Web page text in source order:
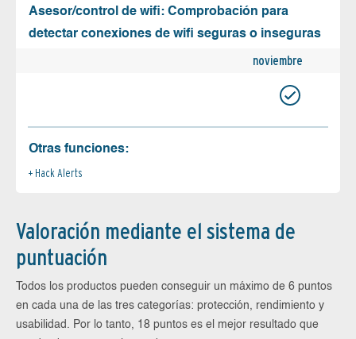
Asesor/control de wifi: Comprobación para
detectar conexiones de wifi seguras o inseguras
noviembre
Otras funciones:
Hack Alerts
Valoración mediante el sistema de
puntuación
Todos los productos pueden conseguir un máximo de 6 puntos
en cada una de las tres categorías: protección, rendimiento y
usabilidad. Por lo tanto, 18 puntos es el mejor resultado que